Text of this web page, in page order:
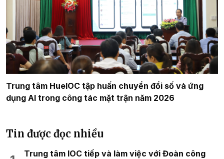
Trung tâm HueIOC tập huấn chuyển đổi số và ứng
dụng AI trong công tác mặt trận năm 2026
Tin được đọc nhiều
Trung tâm IOC tiếp và làm việc với Đoàn công